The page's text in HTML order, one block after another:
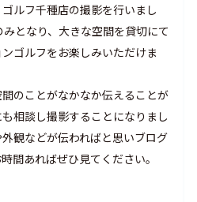
ルフ千種店の撮影を行いまし
となり、大きな空間を貸切にて
ゴルフをお楽しみいただけま
のことがなかなか伝えることが
相談し撮影することになりまし
観などが伝わればと思いブログ
間あればぜひ見てください。